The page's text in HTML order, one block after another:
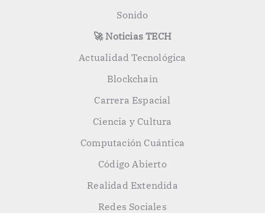
Sonido
🚀 Noticias TECH
Actualidad Tecnológica
Blockchain
Carrera Espacial
Ciencia y Cultura
Computación Cuántica
Código Abierto
Realidad Extendida
Redes Sociales